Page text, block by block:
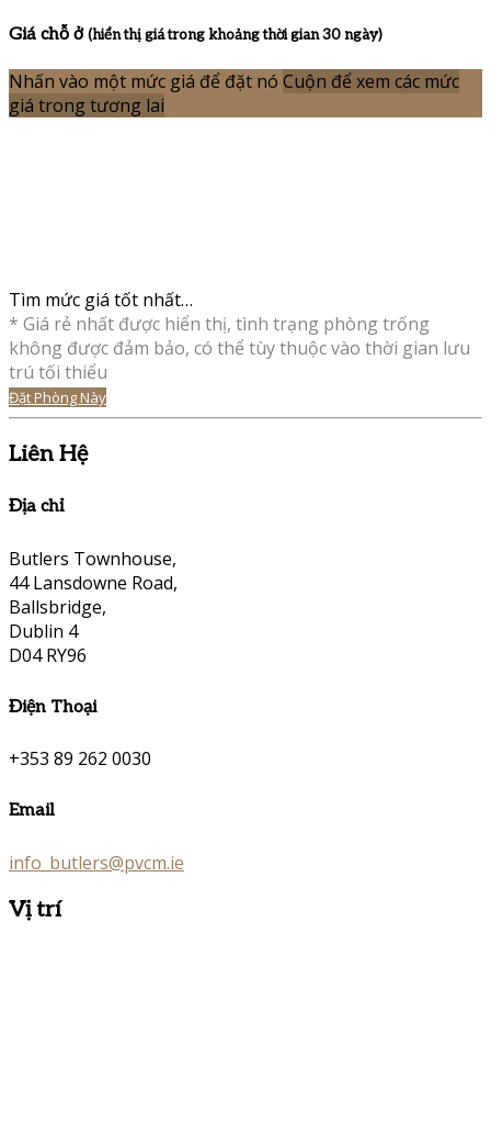
Giá chỗ ở(hiển thị giá trong khoảng thời gian 30 ngày)
Nhấn vào một mức giá để đặt nó Cuộn để xem các mức
giá trong tương lai
Tìm mức giá tốt nhất…
* Giá rẻ nhất được hiển thị, tình trạng phòng trống
không được đảm bảo, có thể tùy thuộc vào thời gian lưu
trú tối thiểu
Đặt Phòng Này
Liên Hệ
Địa chỉ
Butlers Townhouse,
44 Lansdowne Road,
Ballsbridge,
Dublin 4
D04 RY96
Điện Thoại
+353 89 262 0030
Email
info_butlers@pvcm.ie
Vị trí